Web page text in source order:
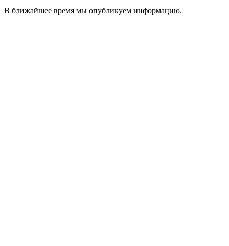
В ближайшее время мы опубликуем информацию.